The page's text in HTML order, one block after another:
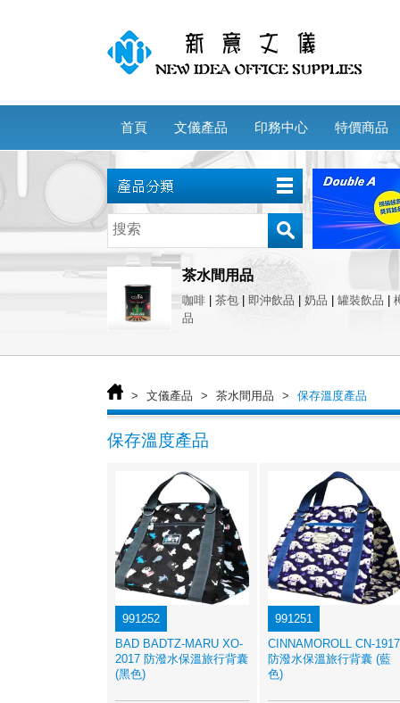
首頁 文儀產品 印務中心 特價商品
茶水間用品
咖啡 茶包 即沖飲品 奶品 罐裝飲品
品
> 文儀產品 > 茶水間用品 > 保存溫度產品
保存溫度產品
991252
BAD BADTZ-MARU XO-
2017 防潑水保溫旅行背囊
(黑色)
991251
CINNAMOROLL CN-1917
防潑水保溫旅行背囊 (藍
色)